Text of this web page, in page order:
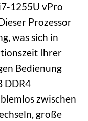
1255U vPro
Prozessor
was sich in
Ihrer
Bedienung
DDR4
zwischen
große